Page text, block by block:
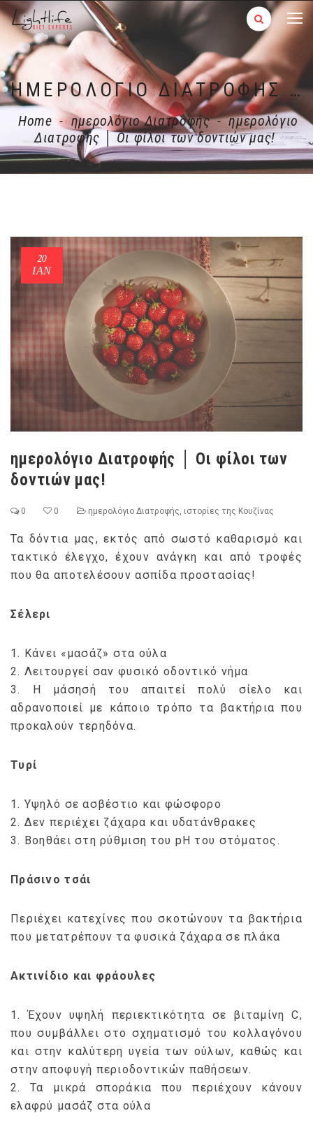
ΗΜΕΡΟΛΌΓΙΟ ΔΙΑΤΡΟΦΉΣ │ ΟΙ ΦΊΛΟΙ ΤΩΝ ΔΟΝΤΙΏΝ ΜΑΣ!
Home - ημερολόγιο Διατροφής - ημερολόγιο
Διατροφής │ Οι φίλοι των δοντιών μας!
20
ΙΑΝ
ημερολόγιο Διατροφής │ Οι φίλοι των
δοντιών μας!
0 0 ημερολόγιο Διατροφής ιστορίες της Κουζίνας
Τα δόντια μας, εκτός από σωστό καθαρισμό και
τακτικό έλεγχο, έχουν ανάγκη και από τροφές
που θα αποτελέσουν ασπίδα προστασίας!
Σέλερι
1. Κάνει «μασάζ» στα ούλα
2. Λειτουργεί σαν φυσικό οδοντικό νήμα
3. Η μάσησή του απαιτεί πολύ σίελο και
αδρανοποιεί με κάποιο τρόπο τα βακτήρια που
προκαλούν τερηδόνα.
Τυρί
1. Υψηλό σε ασβέστιο και φώσφορο
2. Δεν περιέχει ζάχαρα και υδατάνθρακες
3. Βοηθάει στη ρύθμιση του pH του στόματος.
Πράσινο τσάι
Περιέχει κατεχίνες που σκοτώνουν τα βακτήρια
που μετατρέπουν τα φυσικά ζάχαρα σε πλάκα
Ακτινίδιο και φράουλες
1. Έχουν υψηλή περιεκτικότητα σε βιταμίνη C,
που συμβάλλει στο σχηματισμό του κολλαγόνου
και στην καλύτερη υγεία των ούλων, καθώς και
στην αποφυγή περιοδοντικών παθήσεων.
2. Τα μικρά σποράκια που περιέχουν κάνουν
ελαφρύ μασάζ στα ούλα